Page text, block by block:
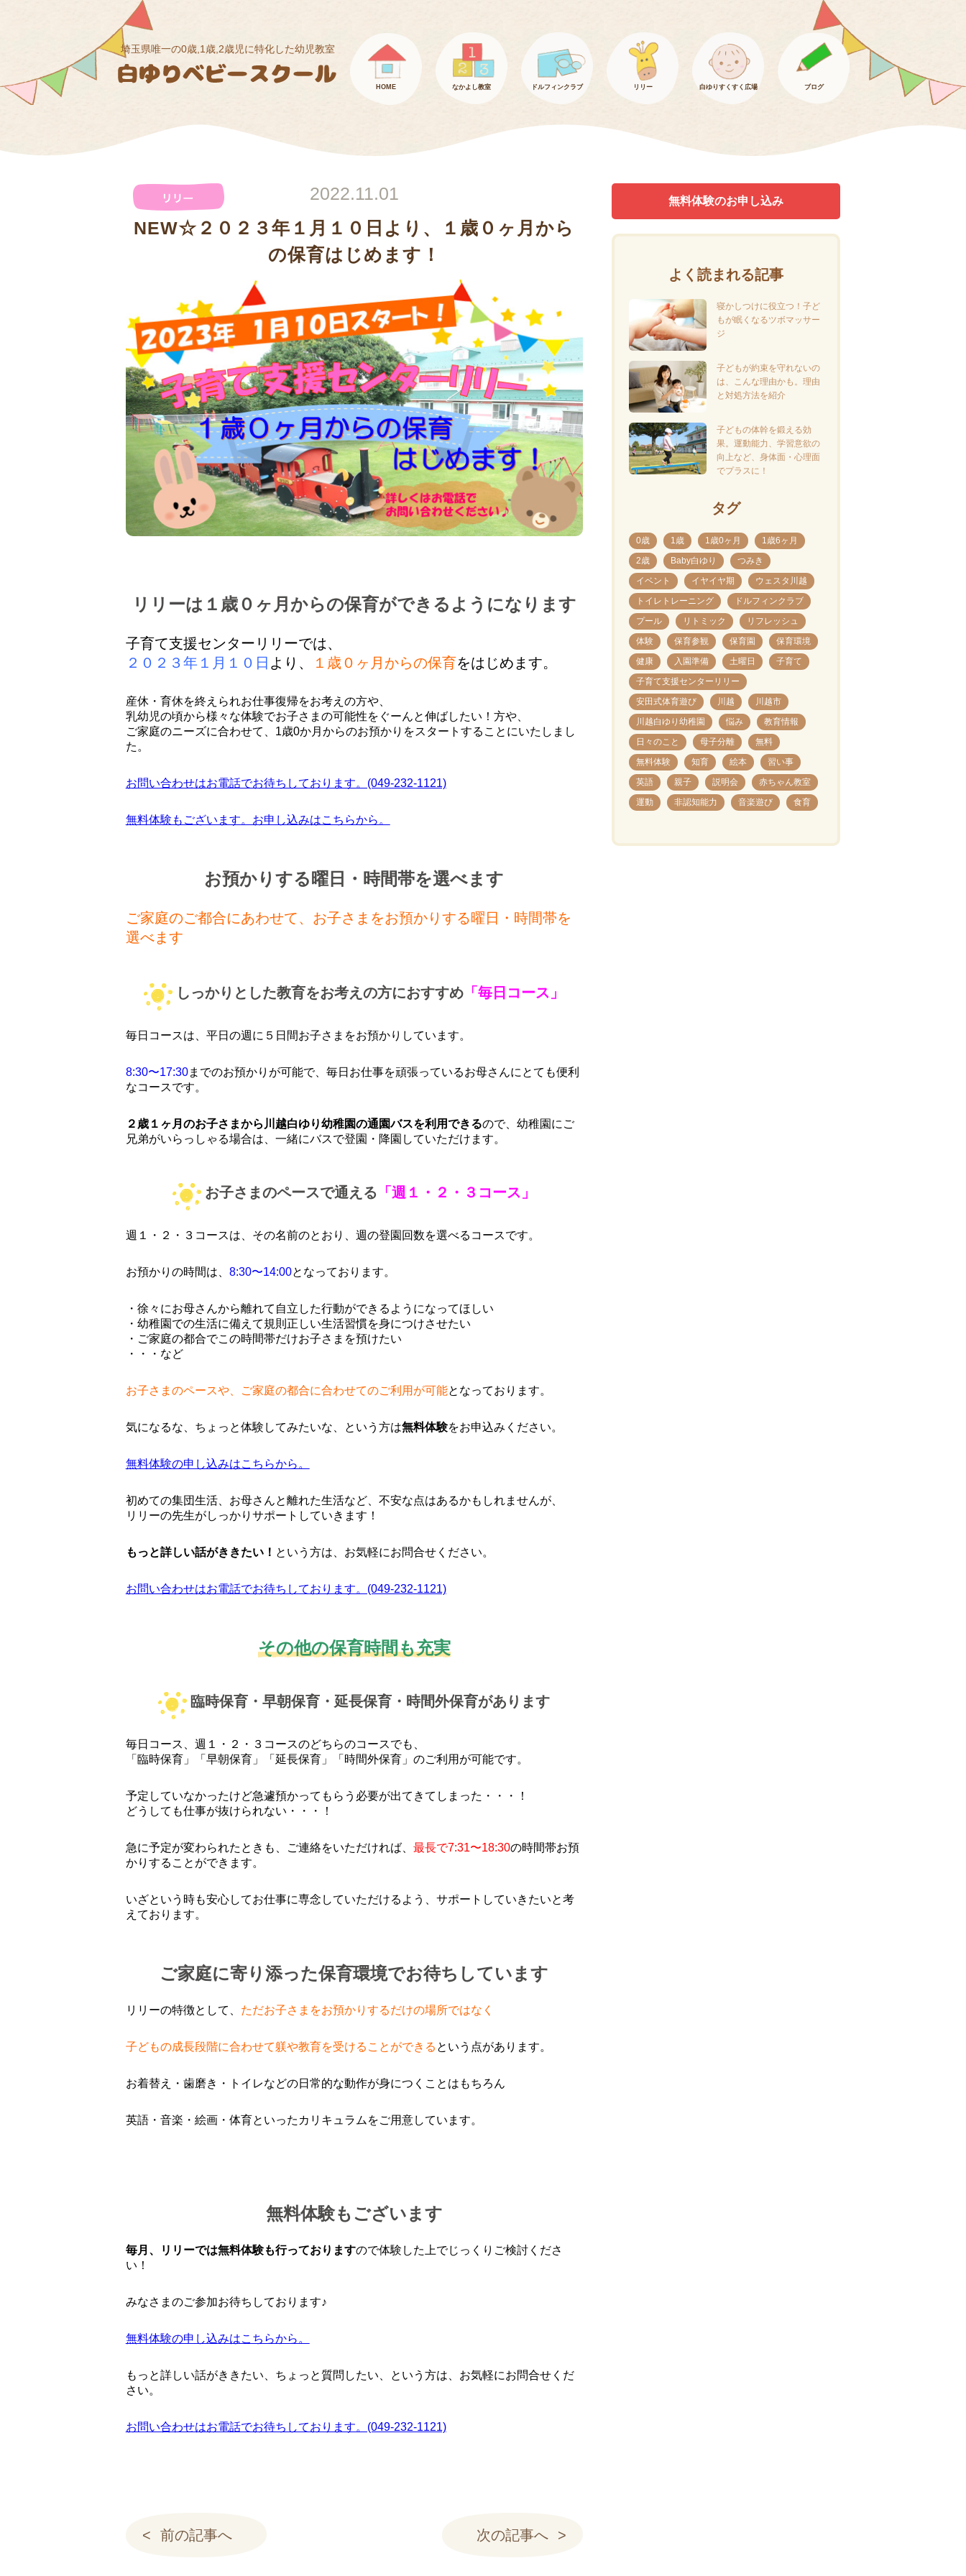
埼玉県唯一の0歳,1歳,2歳児に特化した幼児教室
HOME なかよし教室 ドルフィンクラブ リリー 白ゆりすくすく広場 ブログ
2022.11.01
NEW☆２０２３年１月１０日より、１歳０ヶ月から
の保育はじめます！
リリーは１歳０ヶ月からの保育ができるようになります
子育て支援センターリリーでは、
２０２３年１月１０日 より、 １歳０ヶ月からの保育をはじめます。
産休・育休を終えられお仕事復帰をお考えの方や、
乳幼児の頃から様々な体験でお子さまの可能性をぐーんと伸ばしたい！方や、
ご家庭のニーズに合わせて、1歳0か月からのお預かりをスタートすることにいたしまし
た。
お問い合わせはお電話でお待ちしております。(049-232-1121)
無料体験もございます。お申し込みはこちらから。
お預かりする曜日・時間帯を選べます
ご家庭のご都合にあわせて、お子さまをお預かりする曜日・時間帯を
選べます
しっかりとした教育をお考えの方におすすめ 「毎日コース」
毎日コースは、平日の週に５日間お子さまをお預かりしています。
8:30〜17:30までのお預かりが可能で、毎日お仕事を頑張っているお母さんにとても便利
なコースです。
２歳１ヶ月のお子さまから川越白ゆり幼稚園の通園バスを利用できるので、幼稚園にご
兄弟がいらっしゃる場合は、一緒にバスで登園・降園していただけます。
お子さまのペースで通える 「週１・２・３コース」
週１・２・３コースは、その名前のとおり、週の登園回数を選べるコースです。
お預かりの時間は、 8:30〜14:00となっております。
・徐々にお母さんから離れて自立した行動ができるようになってほしい
・幼稚園での生活に備えて規則正しい生活習慣を身につけさせたい
・ご家庭の都合でこの時間帯だけお子さまを預けたい
・・・など
お子さまのペースや、ご家庭の都合に合わせてのご利用が可能となっております。
気になるな、ちょっと体験してみたいな、という方は無料体験をお申込みください。
無料体験の申し込みはこちらから。
初めての集団生活、お母さんと離れた生活など、不安な点はあるかもしれませんが、
リリーの先生がしっかりサポートしていきます！
もっと詳しい話がききたい！ という方は、お気軽にお問合せください。
お問い合わせはお電話でお待ちしております。(049-232-1121)
その他の保育時間も充実
臨時保育・早朝保育・延長保育・時間外保育があります
毎日コース、週１・２・３コースのどちらのコースでも、
「臨時保育」「早朝保育」「延長保育」「時間外保育」のご利用が可能です。
予定していなかったけど急遽預かってもらう必要が出てきてしまった・・・！
どうしても仕事が抜けられない・・・！
急に予定が変わられたときも、ご連絡をいただければ、 最長で7:31〜18:30の時間帯お預
かりすることができます。
いざという時も安心してお仕事に専念していただけるよう、サポートしていきたいと考
えております。
ご家庭に寄り添った保育環境でお待ちしています
リリーの特徴として、 ただお子さまをお預かりするだけの場所ではなく
子どもの成長段階に合わせて躾や教育を受けることができる という点があります。
お着替え・歯磨き・トイレなどの日常的な動作が身につくことはもちろん
英語・音楽・絵画・体育といったカリキュラムをご用意しています。
無料体験もございます
毎月、リリーでは無料体験も行っておりますので体験した上でじっくりご検討くださ
い！
みなさまのご参加お待ちしております♪
無料体験の申し込みはこちらから。
もっと詳しい話がききたい、ちょっと質問したい、という方は、お気軽にお問合せくだ
さい。
お問い合わせはお電話でお待ちしております。(049-232-1121)
前の記事へ 次の記事へ
無料体験のお申し込み
よく読まれる記事
寝かしつけに役立つ！子ど
もが眠くなるツボマッサー
ジ
子どもが約束を守れないの
は、こんな理由かも。理由
と対処方法を紹介
子どもの体幹を鍛える効
果。運動能力、学習意欲の
向上など、身体面・心理面
でプラスに！
タグ
0歳 1歳 1歳0ヶ月
1歳6ヶ月
2歳
Baby白ゆり
つみき
イベント
イヤイヤ期
ウェスタ川越
トイレトレーニング
ドルフィンクラブ
プール
リトミック
リフレッシュ
体験
保育参観 保育園
保育環境
健康
入園準備 土曜日
子育て
子育て支援センターリリー
安田式体育遊び
川越
川越市
川越白ゆり幼稚園
悩み
教育情報
日々のこと
母子分離
無料
無料体験
知育 絵本
習い事
英語
親子 説明会
赤ちゃん教室
運動
非認知能力 音楽遊び 食育